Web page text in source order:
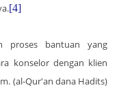
[4]
proses bantuan yang
konselor dengan klien
(al-Qur'an dana Hadits)